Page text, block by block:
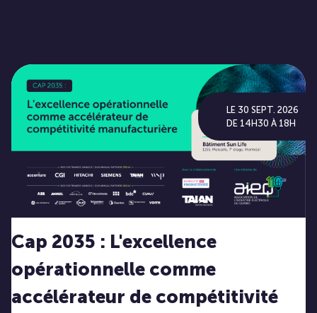
Cap 2035 : L'excellence
opérationnelle comme
accélérateur de compétitivité
LE 30 SEPT. 2026
DE 14H30 À 18H